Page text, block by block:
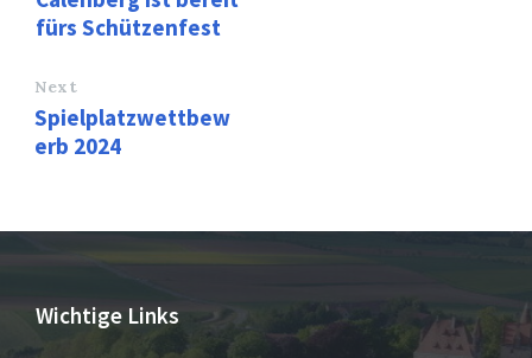
fürs Schützenfest
Next
Spielplatzwettbew
erb 2024
Wichtige Links